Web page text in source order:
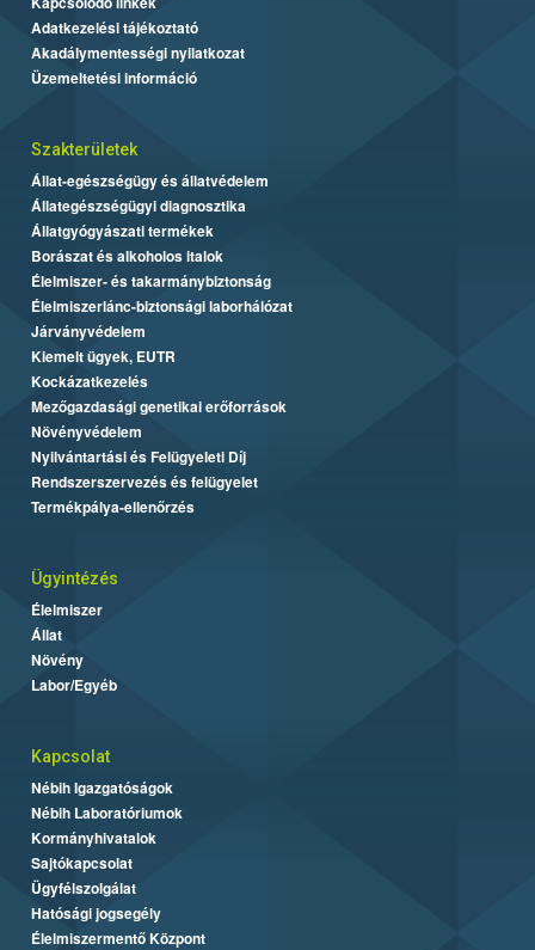
Adatkezelési tájékoztató
Akadálymentességi nyilatkozat
Üzemeltetési információ
Szakterületek
Állat-egészségügy és állatvédelem
Állategészségügyi diagnosztika
Állatgyógyászati termékek
Borászat és alkoholos italok
Élelmiszer- és takarmánybiztonság
Élelmiszerlánc-biztonsági laborhálózat
Járványvédelem
Kiemelt ügyek, EUTR
Kockázatkezelés
Mezőgazdasági genetikai erőforrások
Növényvédelem
Nyilvántartási és Felügyeleti Díj
Rendszerszervezés és felügyelet
Termékpálya-ellenőrzés
Ügyintézés
Élelmiszer
Állat
Növény
Labor/Egyéb
Kapcsolat
Nébih Igazgatóságok
Nébih Laboratóriumok
Kormányhivatalok
Sajtókapcsolat
Ügyfélszolgálat
Hatósági jogsegély
Élelmiszermentő Központ